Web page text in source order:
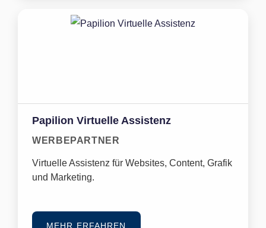
Papilion Virtuelle Assistenz
WERBEPARTNER
Virtuelle Assistenz für Websites, Content, Grafik
und Marketing.
MEHR ERFAHREN